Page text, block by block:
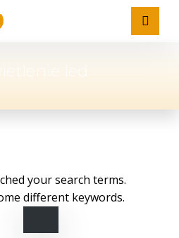
your search terms.
different keywords.